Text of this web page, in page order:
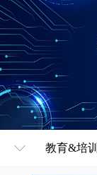
教育&培训